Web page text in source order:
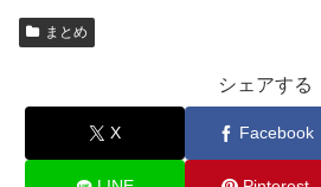
まとめ
シェアする
X Facebook